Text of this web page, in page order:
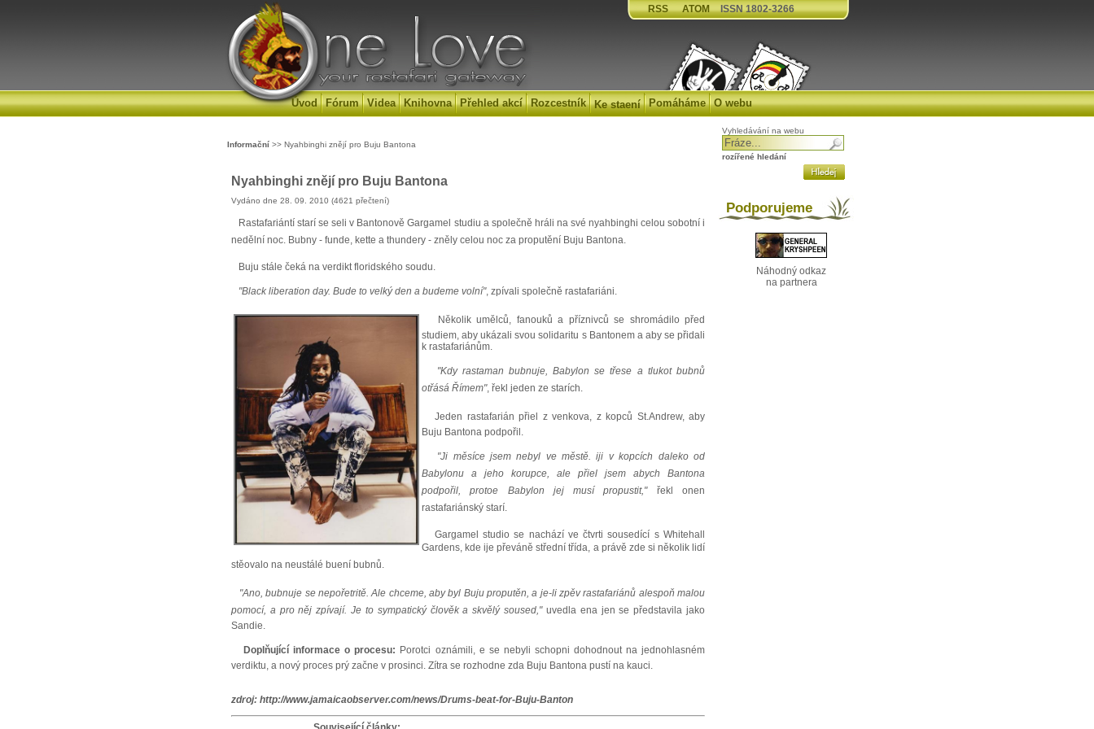
RSS ATOM ISSN 1802-3266
Úvod Fórum Videa Knihovna Přehled akcí Rozcestník Ke staení Pomáháme O webu
Informační >> Nyahbinghi znějí pro Buju Bantona
Nyahbinghi znějí pro Buju Bantona
Vydáno dne 28. 09. 2010 (4621 přečtení)
Rastafariántí starí se seli v Bantonově Gargamel studiu a společně hráli na své nyahbinghi celou sobotní i
nedělní noc. Bubny - funde, kette a thundery - zněly celou noc za proputění Buju Bantona.
Buju stále čeká na verdikt floridského soudu.
"Black liberation day. Bude to velký den a budeme volní", zpívali společně rastafariáni.
Několik umělců, fanouků a příznivců se shromádilo před
studiem, aby ukázali svou solidaritu s Bantonem a aby se přidali
k rastafariánům.
"Kdy rastaman bubnuje, Babylon se třese a tlukot bubnů
otřásá Římem", řekl jeden ze starích.
Jeden rastafarián přiel z venkova, z kopců St.Andrew, aby
Buju Bantona podpořil.
"Ji měsíce jsem nebyl ve městě. iji v kopcích daleko od
Babylonu a jeho korupce, ale přiel jsem abych Bantona
podpořil, protoe Babylon jej musí propustit,"řekl onen
rastafariánský starí.
Gargamel studio se nachází ve čtvrti sousedící s Whitehall
Gardens, kde ije převáně střední třída, a právě zde si několik lidí
stěovalo na neustálé buení bubnů.
"Ano, bubnuje se nepořetritě. Ale chceme, aby byl Buju proputěn, a je-li zpěv rastafariánů alespoň malou
pomocí, a pro něj zpívají. Je to sympatický člověk a skvělý soused,"uvedla ena jen se představila jako
Sandie.
Doplňující informace o procesu: Porotci oznámili, e se nebyli schopni dohodnout na jednohlasném
verdiktu, a nový proces prý začne v prosinci. Zítra se rozhodne zda Buju Bantona pustí na kauci.
zdroj: http://www.jamaicaobserver.com/news/Drums-beat-for-Buju-Banton
Vyhledávání na webu
rozířené hledání
Podporujeme
Náhodný odkaz
na partnera